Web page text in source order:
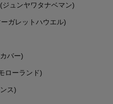
(ジュンヤワタナベマン)
ガレットハウエル)
バー)
ローランド)
ス)